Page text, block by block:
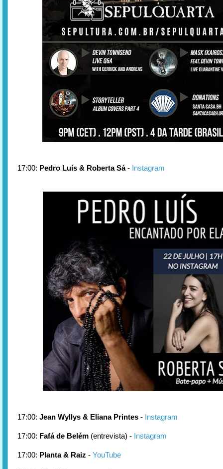
17:00: Pedro Luís & Roberta Sá- Instagram
17:00: Jean Wyllys & Eliana Printes - Instagram
17:00: Fafá de Belém (entrevista) - Instagram
17:00: Planta & Raiz - YouTube